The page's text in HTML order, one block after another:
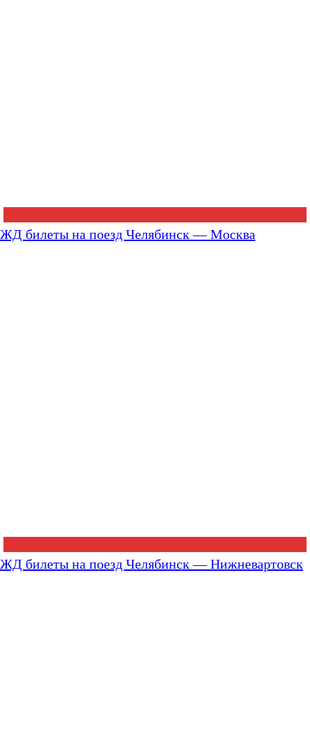
ЖД билеты на поезд Челябинск — Москва
ЖД билеты на поезд Челябинск — Нижневартовск